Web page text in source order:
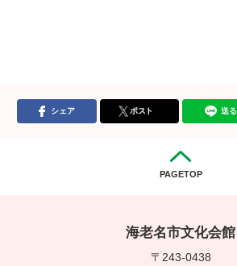
シェア ポスト 送る
PAGETOP
海老名市文化会館
〒243-0438